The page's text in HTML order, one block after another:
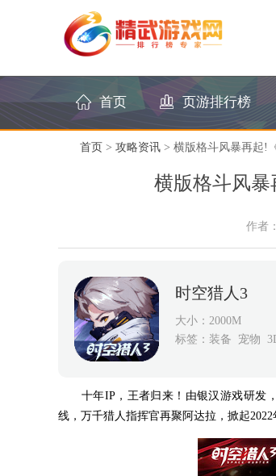
首页 页游排行榜
首页 > 攻略资讯 > 横版格斗风暴再起!
横版格斗风暴
作者
时空猎人3
大小：2000M
标签： 装备 宠物
十年IP，王者归来！由银汉游戏研发，
线，万千猎人指挥官再聚阿达拉，掀起2022